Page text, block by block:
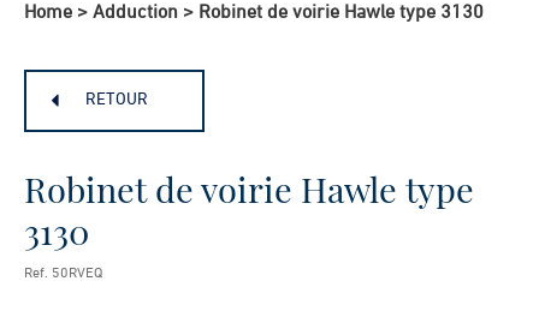
Home > Adduction > Robinet de voirie Hawle type 3130
RETOUR
Robinet de voirie Hawle type
3130
Ref. 50RVEQ